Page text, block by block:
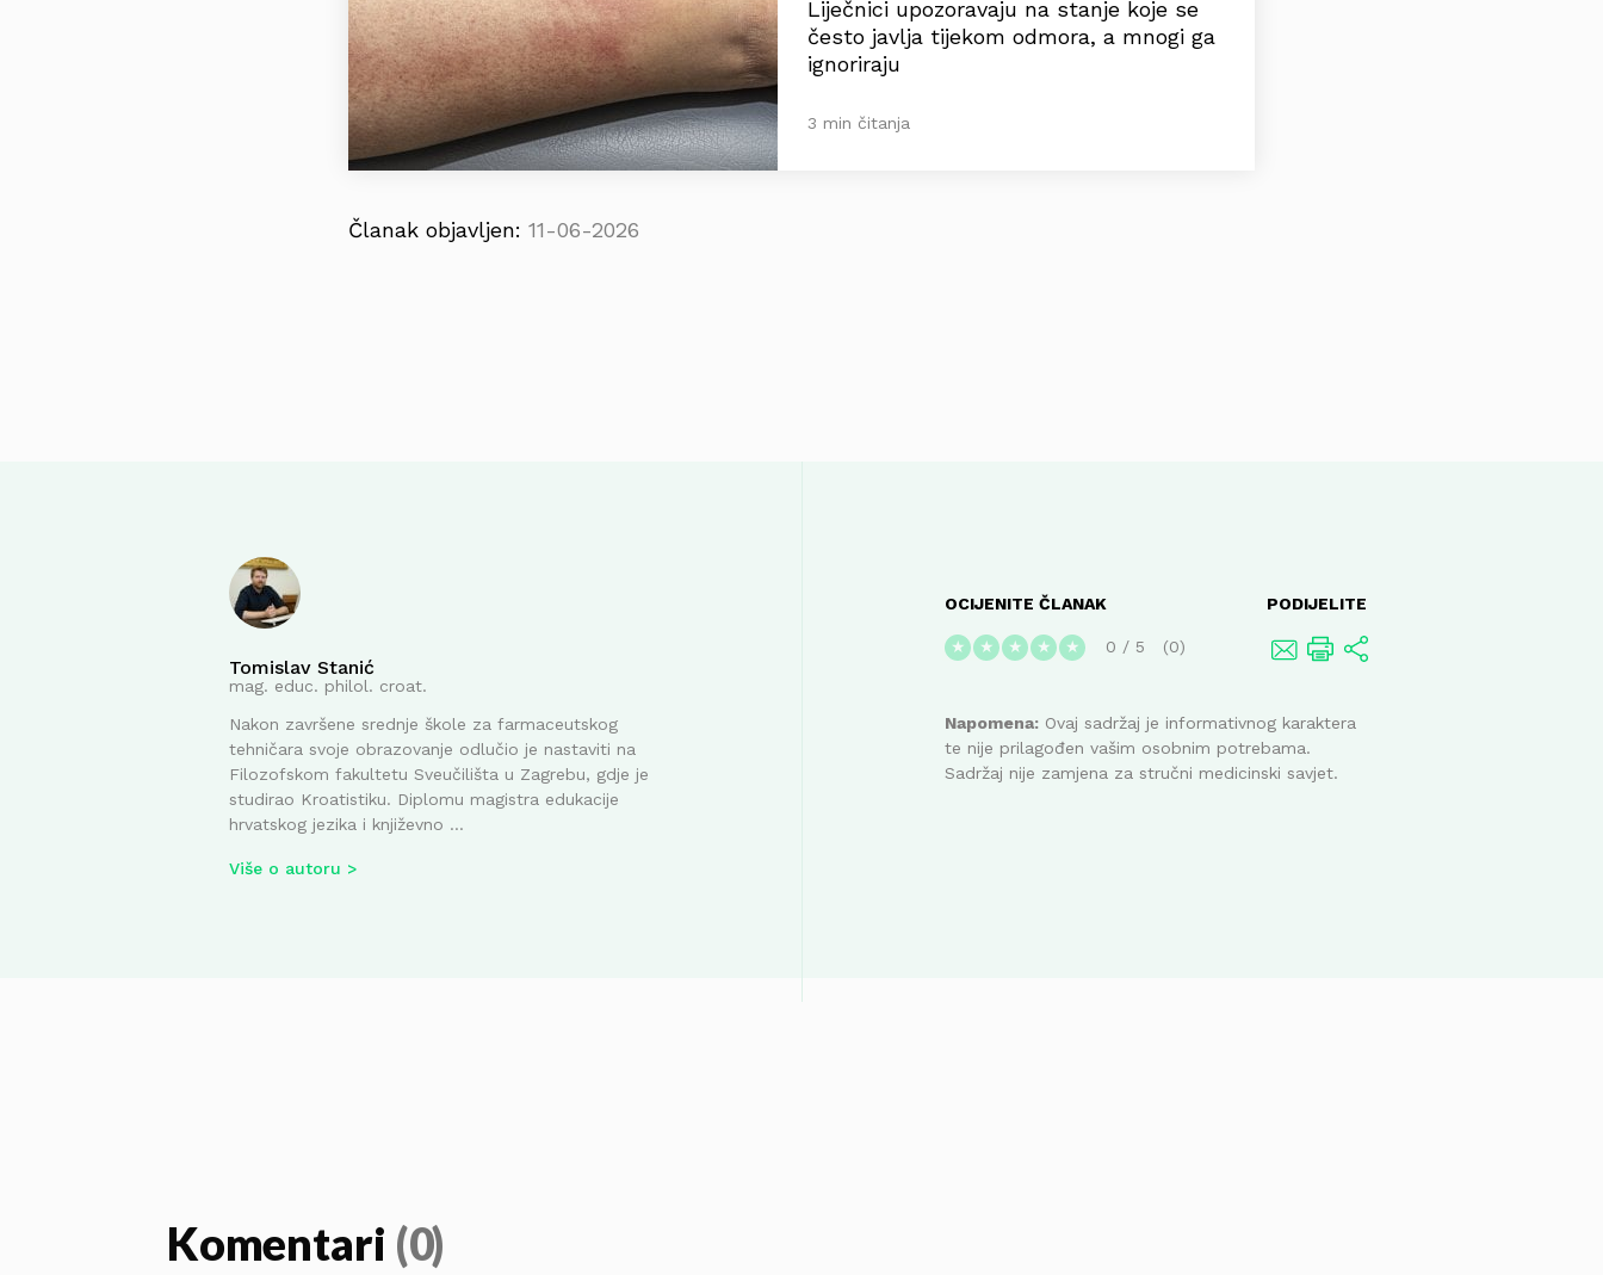
Liječnici upozoravaju na stanje koje se
često javlja tijekom odmora, a mnogi ga
ignoriraju
3 min čitanja
Članak objavljen: 11-06-2026
Tomislav Stanić
mag. educ. philol. croat.
Nakon završene srednje škole za farmaceutskog
tehničara svoje obrazovanje odlučio je nastaviti na
Filozofskom fakultetu Sveučilišta u Zagrebu, gdje je
studirao Kroatistiku. Diplomu magistra edukacije
hrvatskog jezika i književno ...
Više o autoru
OCIJENITE ČLANAK
★ ★ ★ ★ ★ 0 / 5 0
PODIJELITE
Napomena: Ovaj sadržaj je informativnog karaktera
te nije prilagođen vašim osobnim potrebama.
Sadržaj nije zamjena za stručni medicinski savjet.
Komentari (0)